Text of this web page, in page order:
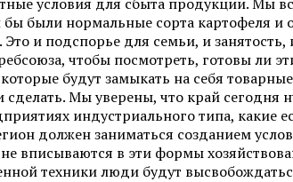
бы были нормальные сорта картофеля и
и подспорье для семьи, и занятость,
чтобы посмотреть, готовы ли
будут замыкать на себя
сделать. Мы уверены, что край сегодня
индустриального типа, какие
должен заниматься созданием
вписываются в эти формы
техники люди будут